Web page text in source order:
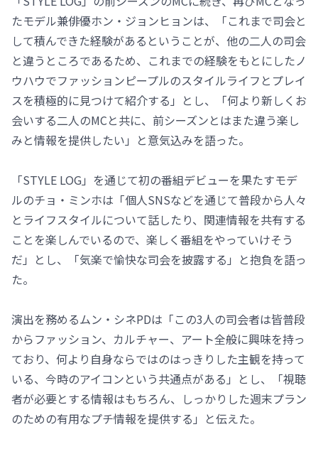
たモデル兼俳優ホン・ジョンヒョンは、「これまで司会と
して積んできた経験があるということが、他の二人の司会
と違うところであるため、これまでの経験をもとにしたノ
ウハウでファッションピープルのスタイルライフとプレイ
スを積極的に見つけて紹介する」とし、「何より新しくお
会いする二人のMCと共に、前シーズンとはまた違う楽し
みと情報を提供したい」と意気込みを語った。
「STYLE LOG」を通じて初の番組デビューを果たすモデ
ルのチョ・ミンホは「個人SNSなどを通じて普段から人々
とライフスタイルについて話したり、関連情報を共有する
ことを楽しんでいるので、楽しく番組をやっていけそう
だ」とし、「気楽で愉快な司会を披露する」と抱負を語っ
た。
演出を務めるムン・シネPDは「この3人の司会者は皆普段
からファッション、カルチャー、アート全般に興味を持っ
ており、何より自身ならではのはっきりした主観を持って
いる、今時のアイコンという共通点がある」とし、「視聴
者が必要とする情報はもちろん、しっかりした週末プラン
のための有用なプチ情報を提供する」と伝えた。